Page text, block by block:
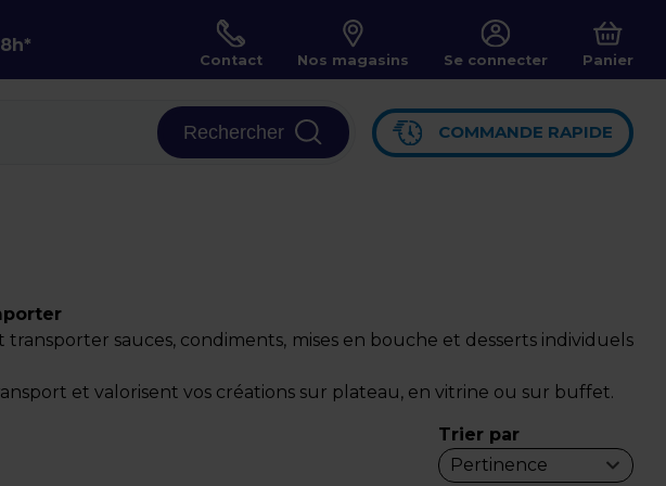
Contact Nos magasins Se connecter Panier
Rechercher COMMANDE RAPIDE
sauces, condiments, mises en bouche et desserts individuels
et valorisent vos créations sur plateau, en vitrine ou sur buffet.
Trier par
Pertinence